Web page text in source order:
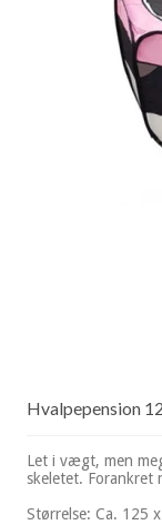
Hvalpepension
Let i vægt, men
skeletet. Forankret
Størrelse: Ca. 125